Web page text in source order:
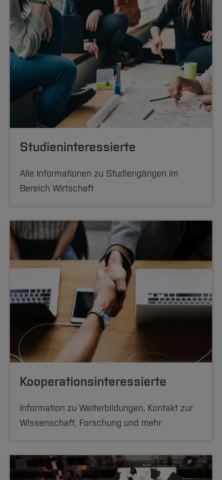
Studieninteressierte
Alle Informationen zu Studiengängen im
Bereich Wirtschaft
Kooperationsinteressierte
Information zu Weiterbildungen, Kontakt zur
Wissenschaft, Forschung und mehr